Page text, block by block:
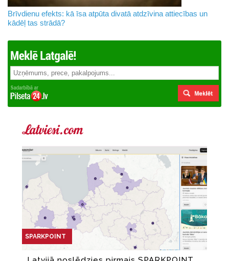
Brīvdienu efekts: kā īsa atpūta divatā atdzīvina attiecības un
kādēļ tas strādā?